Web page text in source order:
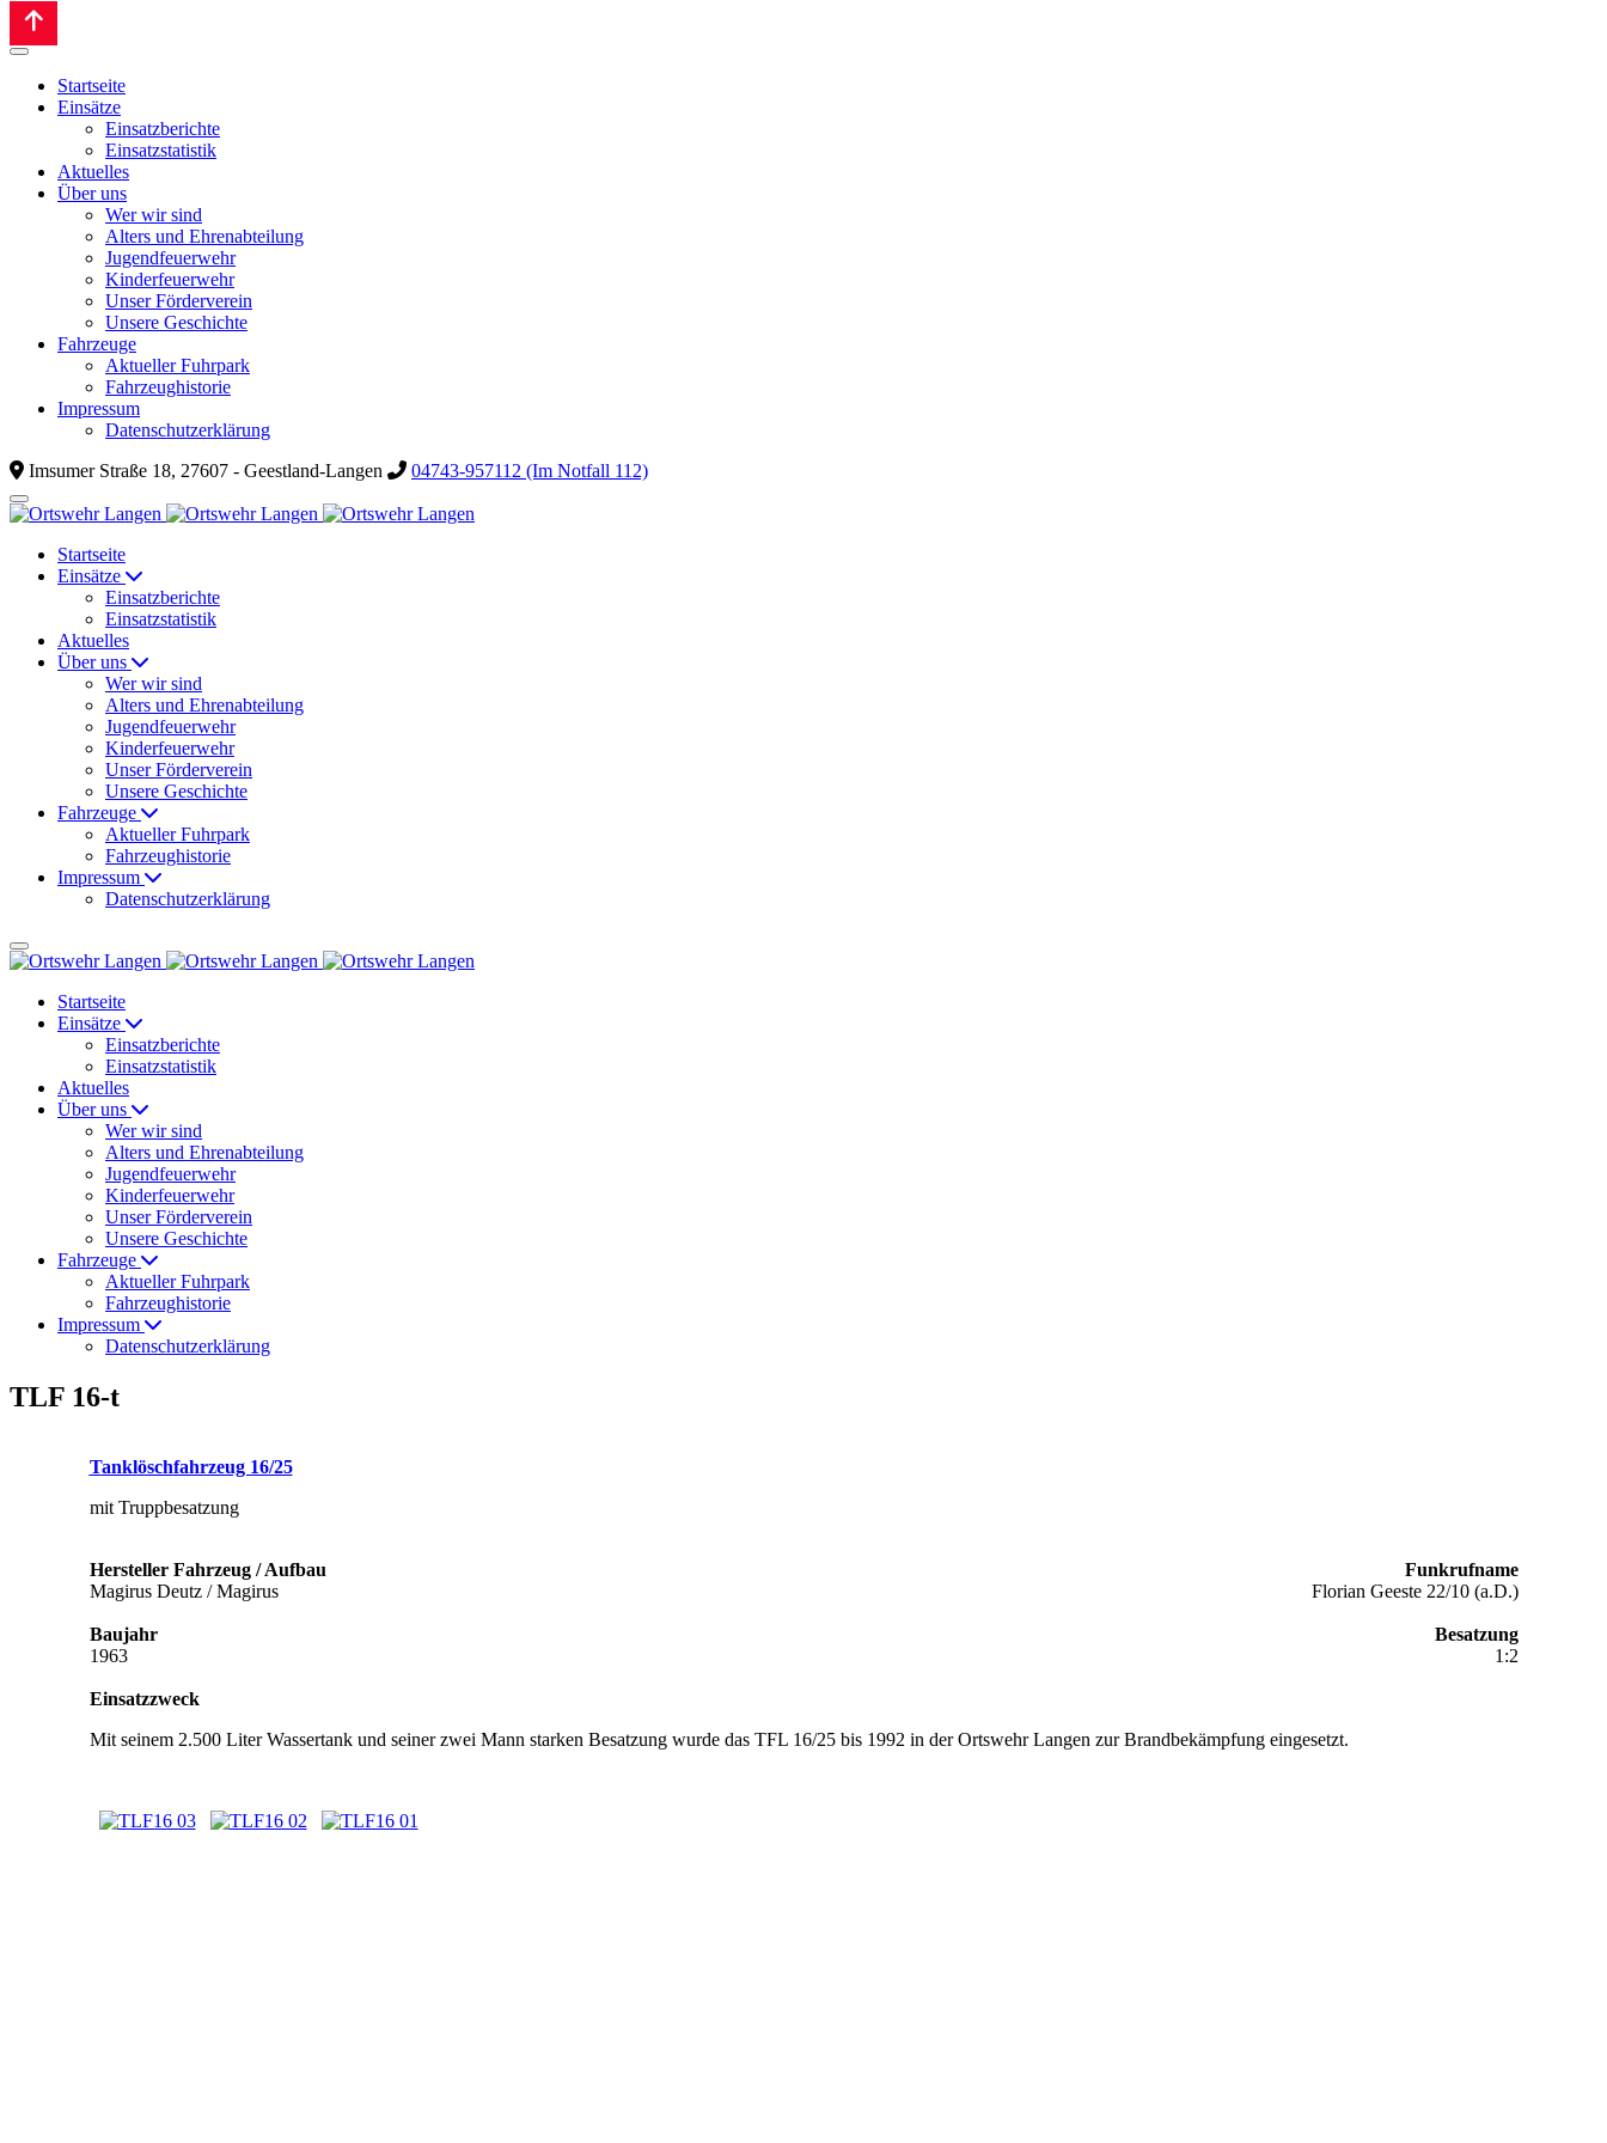
Startseite
Einsätze
Einsatzberichte
Einsatzstatistik
Aktuelles
Über uns
Wer wir sind
Alters und Ehrenabteilung
Jugendfeuerwehr
Kinderfeuerwehr
Unser Förderverein
Unsere Geschichte
Fahrzeuge
Aktueller Fuhrpark
Fahrzeughistorie
Impressum
Datenschutzerklärung
Imsumer Straße 18, 27607 - Geestland-Langen
04743-957112 (Im Notfall 112)
Startseite
Einsätze
Einsatzberichte
Einsatzstatistik
Aktuelles
Über uns
Wer wir sind
Alters und Ehrenabteilung
Jugendfeuerwehr
Kinderfeuerwehr
Unser Förderverein
Unsere Geschichte
Fahrzeuge
Aktueller Fuhrpark
Fahrzeughistorie
Impressum
Datenschutzerklärung
Startseite
Einsätze
Einsatzberichte
Einsatzstatistik
Aktuelles
Über uns
Wer wir sind
Alters und Ehrenabteilung
Jugendfeuerwehr
Kinderfeuerwehr
Unser Förderverein
Unsere Geschichte
Fahrzeuge
Aktueller Fuhrpark
Fahrzeughistorie
Impressum
Datenschutzerklärung
TLF 16-t
Tanklöschfahrzeug 16/25
mit Truppbesatzung
Hersteller Fahrzeug / Aufbau
Funkrufname
Magirus Deutz / Magirus
Florian Geeste 22/10 (a.D.)
Baujahr
Besatzung
1963
1:2
Einsatzzweck
Mit seinem 2.500 Liter Wassertank und seiner zwei Mann starken Besatzung wurde das TFL 16/25 bis 1992 in der Ortswehr Langen zur Brandbekämpfung eingesetzt.